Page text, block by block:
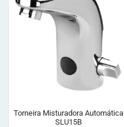
Torneira Misturadora Automática
SLU15B